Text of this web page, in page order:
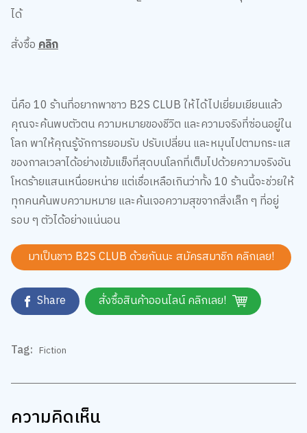
ได้
สั่งซื้อคลิก
นี่คือ 10 ร้านที่อยากพาชาว B2S CLUB ให้ได้ไปเยี่ยมเยียนแล้ว
คุณจะค้นพบตัวตน ความหมายของชีวิต และความจริงที่ซ่อนอยู่ใน
โลก พาให้คุณรู้จักการยอมรับ ปรับเปลี่ยน และหมุนไปตามกระแส
ของกาลเวลาได้อย่างเข้มแข็งที่สุดบนโลกที่เต็มไปด้วยความจริงอัน
โหดร้ายแสนเหนื่อยหน่าย แต่เชื่อเหลือเกินว่าทั้ง 10 ร้านนี้จะช่วยให้
ทุกคนค้นพบความหมาย และค้นเจอความสุขจากสิ่งเล็ก ๆ ที่อยู่
รอบ ๆ ตัวได้อย่างแน่นอน
มาเป็นชาว B2S CLUB ด้วยกันนะ สมัครสมาชิก คลิกเลย!
Share สั่งซื้อสินค้าออนไลน์ คลิกเลย!
Tag: Fiction
ความคิดเห็น